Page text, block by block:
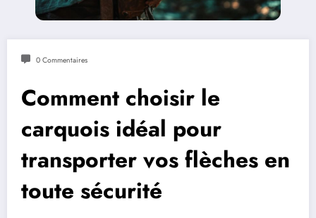
0 Commentaires
Comment choisir le
carquois idéal pour
transporter vos flèches en
toute sécurité